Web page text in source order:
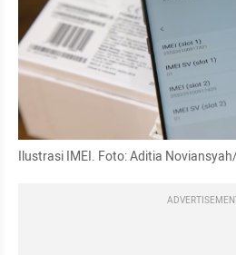
Ilustrasi IMEI. Foto: Aditia